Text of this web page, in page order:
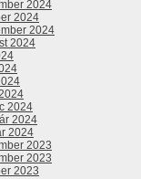
2024
2024
2024
2024
2024
2024
2024
2023
2023
2023